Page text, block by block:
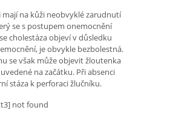
na kůži neobvyklé zarudnutí
se s postupem onemocnění
cholestáza objeví v důsledku
je obvykle bezbolestná.
se však může objevit žloutenka
na začátku. Při absenci
stáza k perforaci žlučníku.
not found